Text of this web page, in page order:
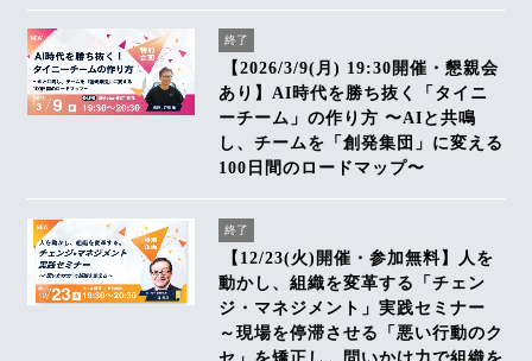
終了
【2026/3/9(月) 19:30開催・懇親会
あり】AI時代を勝ち抜く「タイニ
ーチーム」の作り方 〜AIと共鳴
し、チームを「創発集団」に変える
100日間のロードマップ〜
終了
【12/23(火)開催・参加無料】人を
動かし、組織を変革する「チェン
ジ・マネジメント」実践セミナー
～現場を停滞させる「悪い行動のク